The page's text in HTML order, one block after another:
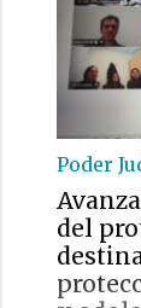
Poder
del